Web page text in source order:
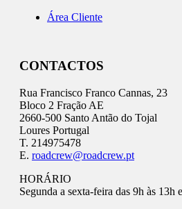
Área Cliente
CONTACTOS
Rua Francisco Franco Cannas, 23
Bloco 2 Fração AE
2660-500 Santo Antão do Tojal
Loures Portugal
T. 214975478
E. roadcrew@roadcrew.pt
HORÁRIO
Segunda a sexta-feira das 9h às 13h